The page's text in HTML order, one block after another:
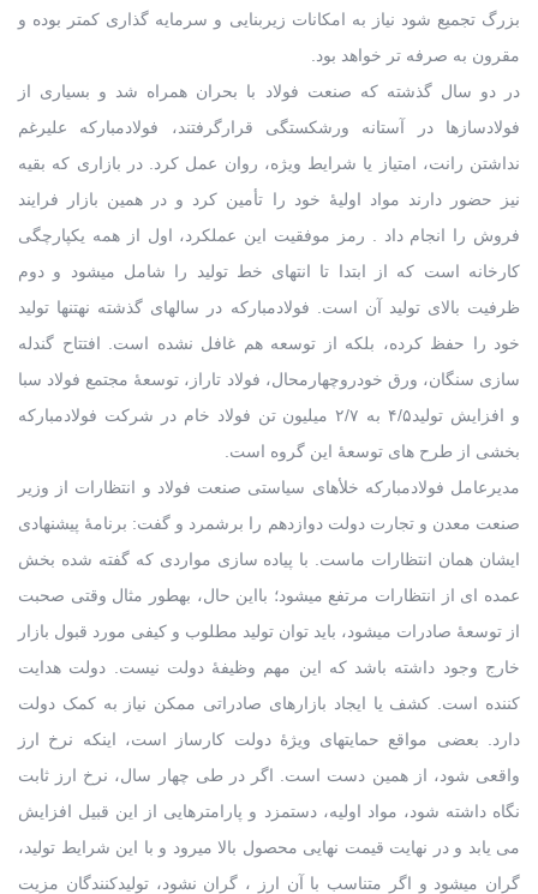
بزرگ تجمیع شود نیاز به امکانات زیربنایی و سرمایه گذاری کمتر بوده و
مقرون به صرفه تر خواهد بود.
در دو سال گذشته که صنعت فولاد با بحران همراه شد و بسیاری از
فولادسازها در آستانه ورشکستگی قرارگرفتند، فولادمبارکه علیرغم
نداشتن رانت، امتیاز یا شرایط ویژه، روان عمل کرد. در بازاری که بقیه
نیز حضور دارند مواد اولیۀ خود را تأمین کرد و در همین بازار فرایند
فروش را انجام داد . رمز موفقیت این عملکرد، اول از همه یکپارچگی
کارخانه است که از ابتدا تا انتهای خط تولید را شامل میشود و دوم
ظرفیت بالای تولید آن است. فولادمبارکه در سالهای گذشته نهتنها تولید
خود را حفظ کرده، بلکه از توسعه هم غافل نشده است. افتتاح گندله
سازی سنگان، ورق خودروچهارمحال، فولاد تاراز، توسعۀ مجتمع فولاد سبا
و افزایش تولید۴/۵ به ۲/۷ میلیون تن فولاد خام در شرکت فولادمبارکه
بخشی از طرح های توسعۀ این گروه است.
مدیرعامل فولادمبارکه خلأهای سیاستی صنعت فولاد و انتظارات از وزیر
صنعت معدن و تجارت دولت دوازدهم را برشمرد و گفت: برنامۀ پیشنهادی
ایشان همان انتظارات ماست. با پیاده سازی مواردی که گفته شده بخش
عمده ای از انتظارات مرتفع میشود؛ بااین حال، بهطور مثال وقتی صحبت
از توسعۀ صادرات میشود، باید توان تولید مطلوب و کیفی مورد قبول بازار
خارج وجود داشته باشد که این مهم وظیفۀ دولت نیست. دولت هدایت
کننده است. کشف یا ایجاد بازارهای صادراتی ممکن نیاز به کمک دولت
دارد. بعضی مواقع حمایتهای ویژۀ دولت کارساز است، اینکه نرخ ارز
واقعی شود، از همین دست است. اگر در طی چهار سال، نرخ ارز ثابت
نگاه داشته شود، مواد اولیه، دستمزد و پارامترهایی از این قبیل افزایش
می یابد و در نهایت قیمت نهایی محصول بالا میرود و با این شرایط تولید،
گران میشود و اگر متناسب با آن ارز ، گران نشود، تولیدکنندگان مزیت